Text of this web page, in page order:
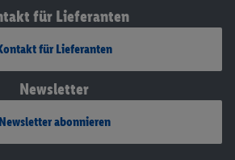
für Lieferanten
für Lieferanten
Newsletter
Newsletter abonnieren